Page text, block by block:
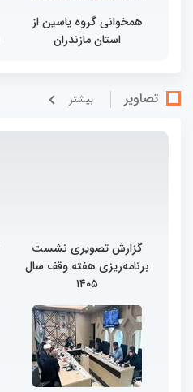
همخوانی گروه یاسین از
استان مازندران
تصاویر بيشتر
گزارش تصویری نشست
برنامه‌ریزی هفته وقف سال
۱۴۰۵